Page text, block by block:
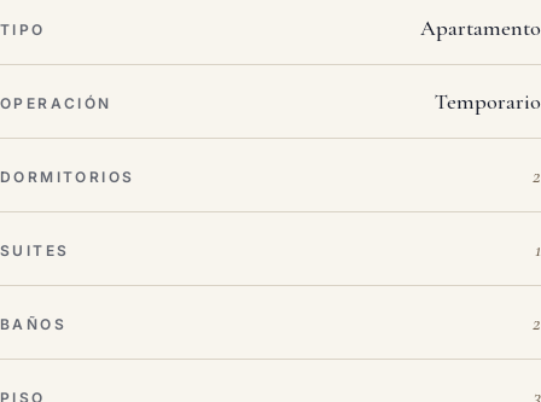
TIPO Apartamento
OPERACIÓN Temporario
DORMITORIOS 2
SUITES 1
BAÑOS 2
PISO 3